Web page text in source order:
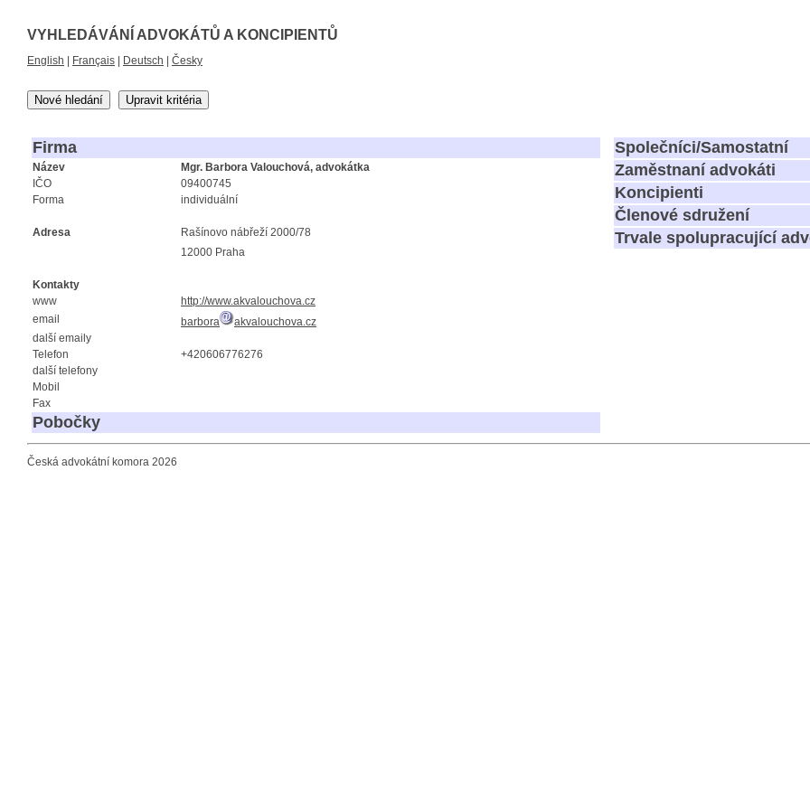
VYHLEDÁVÁNÍ ADVOKÁTŮ A KONCIPIENTŮ
English Français Deutsch Česky
Nové hledání Upravit kritéria
Firma
Název
Mgr. Barbora Valouchová, advokátka
IČO
09400745
Forma
individuální
Adresa
Rašínovo nábřeží 2000/78
12000 Praha
Kontakty
www
http://www.akvalouchova.cz
email
barbora
akvalouchova.cz
další emaily
Telefon
+420606776276
další telefony
Mobil
Fax
Pobočky
Společníci/Samostatní
Zaměstnaní advokáti
Koncipienti
Členové sdružení
Trvale spolupracující
Česká advokátní komora 2026